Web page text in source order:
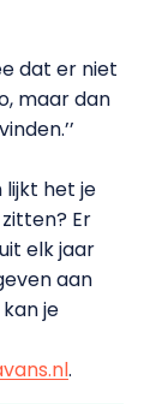
dat er niet
maar dan
lijkt het je
Er
elk jaar
aan
je
.